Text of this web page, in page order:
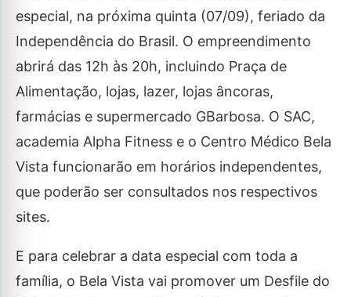
especial, na próxima quinta (07/09), feriado da
Independência do Brasil. O empreendimento
abrirá das 12h às 20h, incluindo Praça de
Alimentação, lojas, lazer, lojas âncoras,
farmácias e supermercado GBarbosa. O SAC,
academia Alpha Fitness e o Centro Médico Bela
Vista funcionarão em horários independentes,
que poderão ser consultados nos respectivos
sites.
E para celebrar a data especial com toda a
família, o Bela Vista vai promover um Desfile do